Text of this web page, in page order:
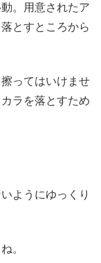
。用意されたア
とすところから
ってはいけませ
ラを落とすため
ようにゆっくり
。